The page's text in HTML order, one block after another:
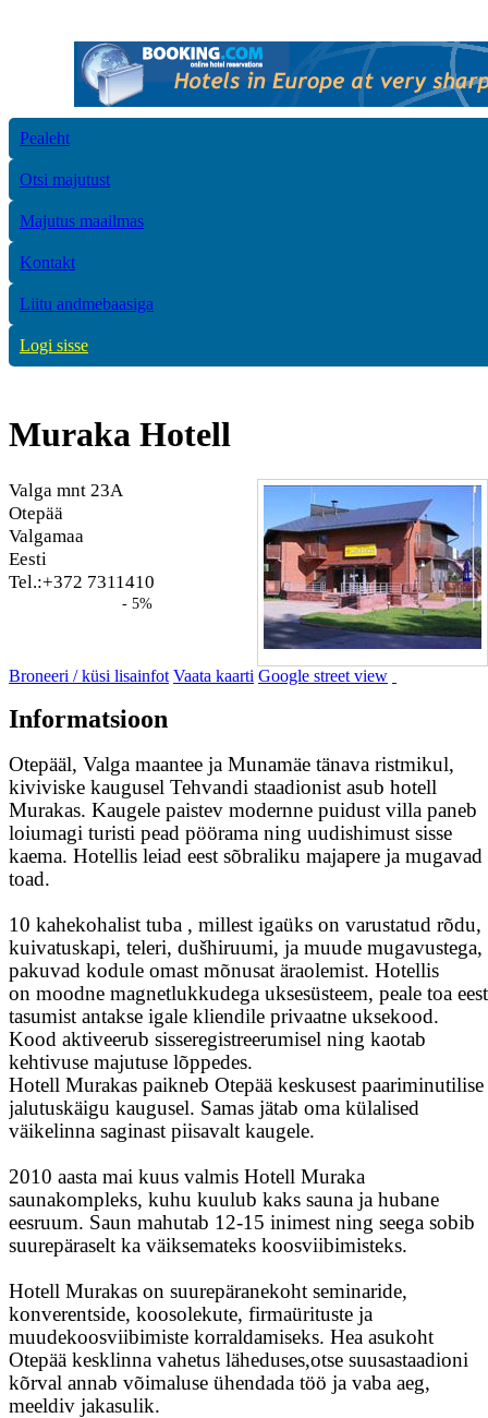
Pealeht
Otsi majutust
Majutus maailmas
Kontakt
Liitu andmebaasiga
Logi sisse
Muraka Hotell
Valga mnt 23A
Otepää
Valgamaa
Eesti
Tel.:+372 7311410
- 5%
Broneeri / küsi lisainfot Vaata kaarti Google street view
Informatsioon
Otepääl, Valga maantee ja Munamäe tänava ristmikul,
kiviviske kaugusel Tehvandi staadionist asub hotell
Murakas. Kaugele paistev modernne puidust villa paneb
loiumagi turisti pead pöörama ning uudishimust sisse
kaema. Hotellis leiad eest sõbraliku majapere ja mugavad
toad.
10 kahekohalist tuba , millest igaüks on varustatud rõdu,
kuivatuskapi, teleri, dušhiruumi, ja muude mugavustega,
pakuvad kodule omast mõnusat äraolemist. Hotellis
on moodne magnetlukkudega uksesüsteem, peale toa eest
tasumist antakse igale kliendile privaatne uksekood.
Kood aktiveerub sisseregistreerumisel ning kaotab
kehtivuse majutuse lõppedes.
Hotell Murakas paikneb Otepää keskusest paariminutilise
jalutuskäigu kaugusel. Samas jätab oma külalised
väikelinna saginast piisavalt kaugele.
2010 aasta mai kuus valmis Hotell Muraka
saunakompleks, kuhu kuulub kaks sauna ja hubane
eesruum. Saun mahutab 12-15 inimest ning seega sobib
suurepäraselt ka väiksemateks koosviibimisteks.
Hotell Murakas on suurepäranekoht seminaride,
konverentside, koosolekute, firmaürituste ja
muudekoosviibimiste korraldamiseks. Hea asukoht
Otepää kesklinna vahetus läheduses,otse suusastaadioni
kõrval annab võimaluse ühendada töö ja vaba aeg,
meeldiv jakasulik.